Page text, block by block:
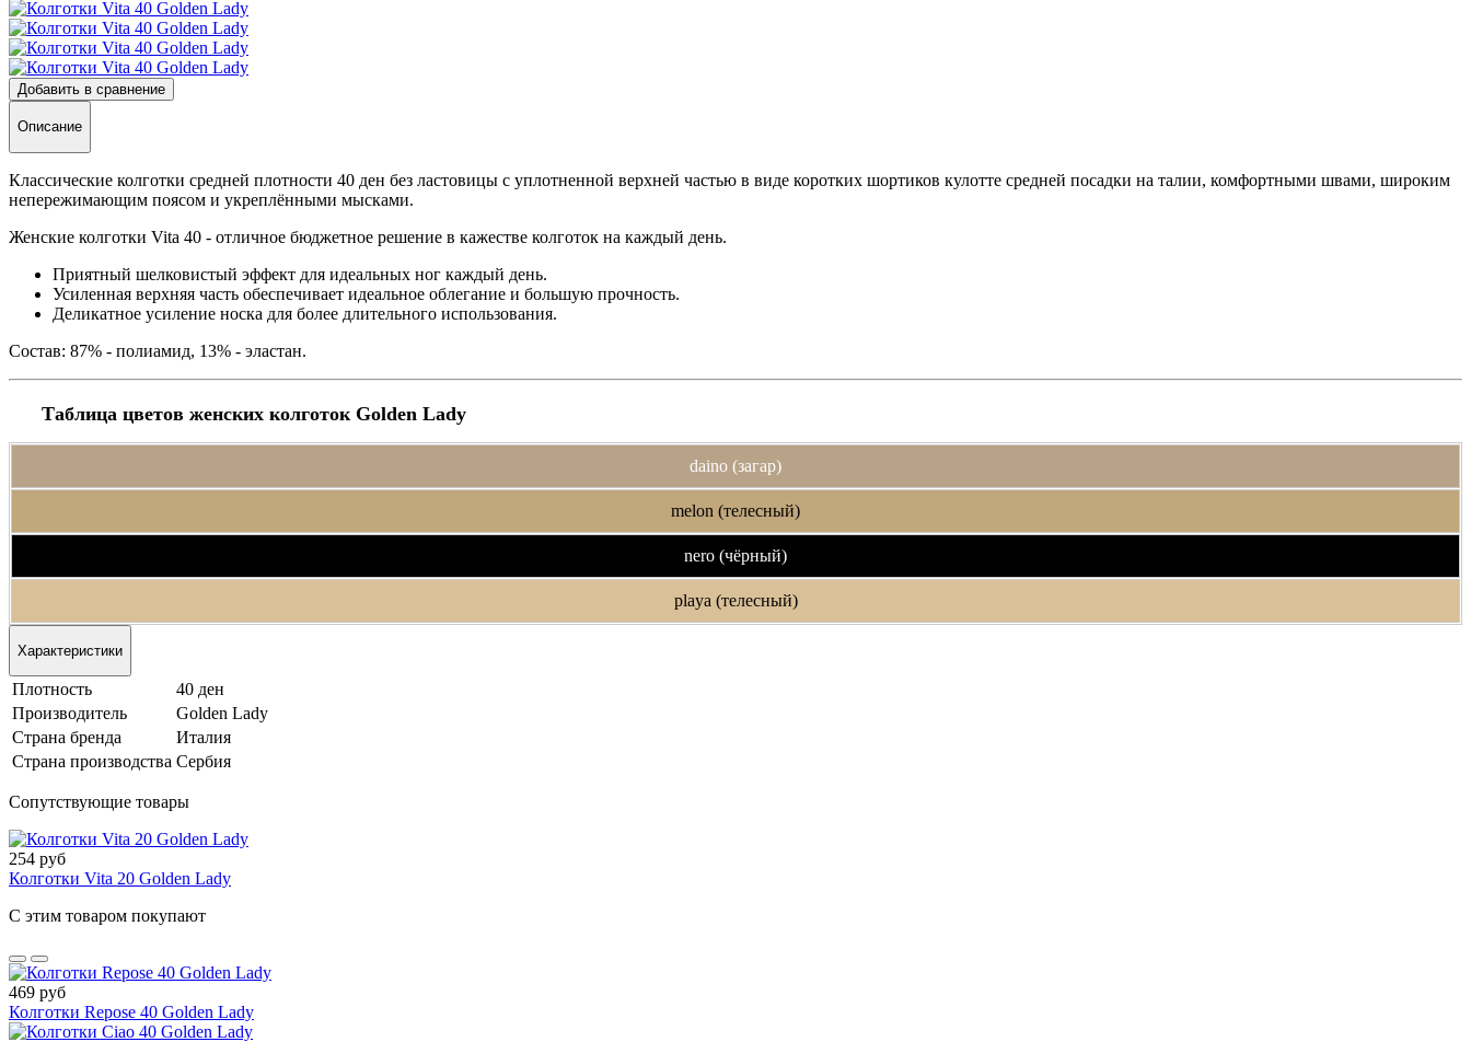
Добавить в сравнение
Описание
Классические колготки средней плотности 40 ден без ластовицы с уплотненной верхней частью в виде коротких шортиков кулотте средней посадки на талии, комфортными швами, широким
непережимающим поясом и укреплёнными мысками.
Женские колготки Vita 40 - отличное бюджетное решение в кажестве колготок на каждый день.
Приятный шелковистый эффект для идеальных ног каждый день.
Усиленная верхняя часть обеспечивает идеальное облегание и большую прочность.
Деликатное усиление носка для более длительного использования.
Состав: 87% - полиамид, 13% - эластан.
Таблица цветов женских колготок Golden Lady
daino (загар)
melon (телесный)
nero (чёрный)
playa (телесный)
Характеристики
Плотность
40 ден
Производитель
Golden Lady
Страна бренда
Италия
Страна производства Сербия
Сопутствующие товары
254 руб
Колготки Vita 20 Golden Lady
С этим товаром покупают
469 руб
Колготки Repose 40 Golden Lady